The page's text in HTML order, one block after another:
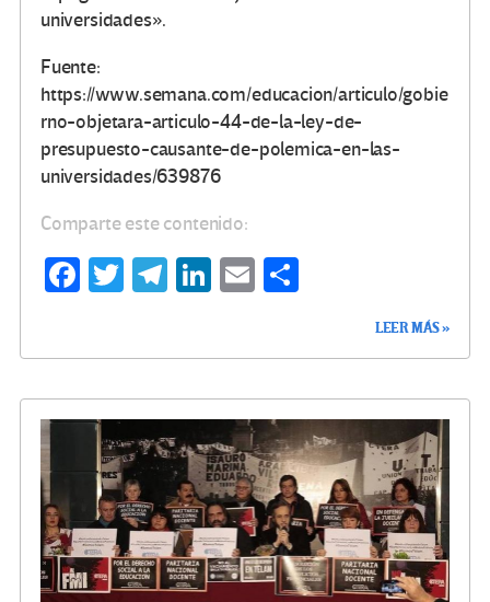
universidades».
Fuente:
https://www.semana.com/educacion/articulo/gobie
rno-objetara-articulo-44-de-la-ley-de-
presupuesto-causante-de-polemica-en-las-
universidades/639876
Comparte este contenido:
Fa
o
T
Te
m
Li
n
E
ar
tir
LEER MÁS »